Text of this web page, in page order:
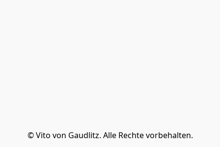
© Vito von Gaudlitz. Alle Rechte vorbehalten.